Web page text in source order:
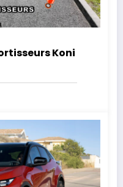
Koni